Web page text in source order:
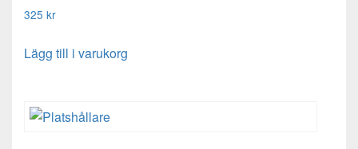
325 kr
Lägg till i varukorg